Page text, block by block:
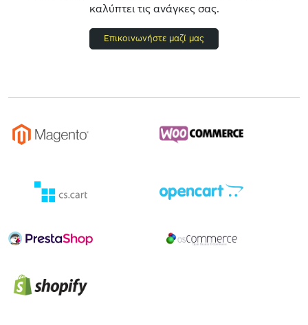
καλύπτει τις ανάγκες σας.
Επικοινωνήστε μαζί μας